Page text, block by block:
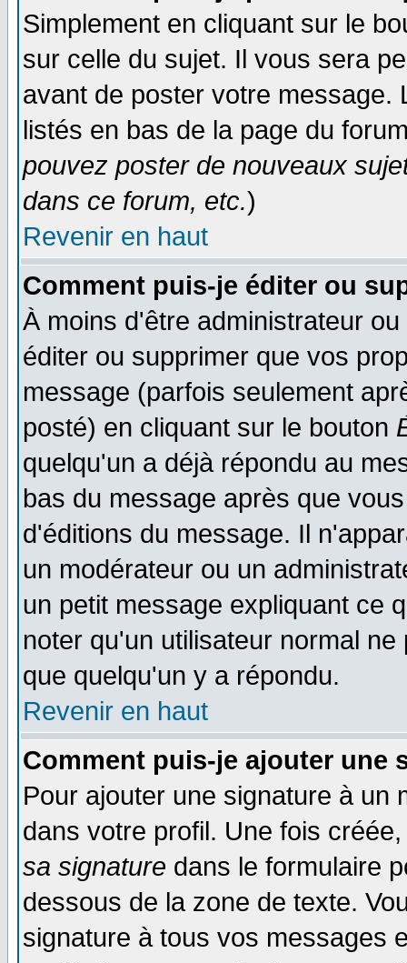
Simplement en cliquant sur le
sur celle du sujet. Il vous sera
avant de poster votre
listés en bas de la page du
pouvez poster de nouveaux
dans ce forum, etc.)
Revenir en haut
Comment puis-je éditer ou
À moins d'être administrateur
éditer ou supprimer que vos
message (parfois seulement
posté) en cliquant sur le bouton
quelqu'un a déjà répondu au
bas du message après que
d'éditions du message. Il
un modérateur ou un
un petit message expliquant ce
noter qu'un utilisateur normal
que quelqu'un y a répondu.
Revenir en haut
Comment puis-je ajouter une
Pour ajouter une signature à un
dans votre profil. Une fois
sa signature dans le formulaire
dessous de la zone de texte.
signature à tous vos messages